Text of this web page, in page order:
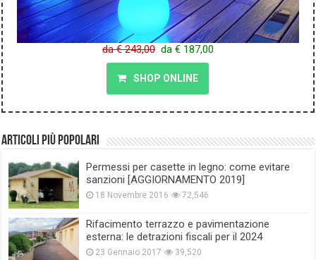
da € 243,00 da € 187,00
SHOP ONLINE
Articoli più popolari
Permessi per casette in legno: come evitare
sanzioni [AGGIORNAMENTO 2019]
18 Novembre 2016 72,546
Rifacimento terrazzo e pavimentazione
esterna: le detrazioni fiscali per il 2024
23 Gennaio 2017 39,520